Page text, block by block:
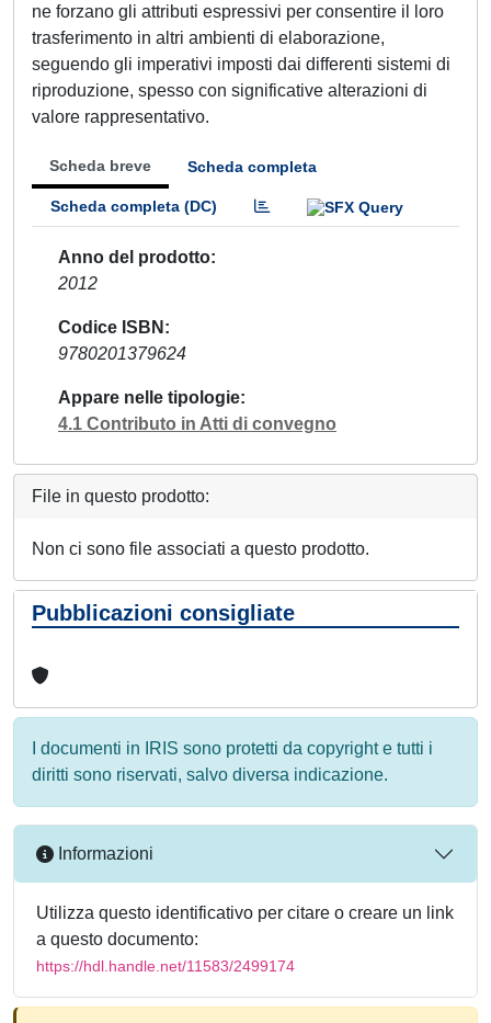
ne forzano gli attributi espressivi per consentire il loro
trasferimento in altri ambienti di elaborazione,
seguendo gli imperativi imposti dai differenti sistemi di
riproduzione, spesso con significative alterazioni di
valore rappresentativo.
Scheda breve Scheda completa
Scheda completa (DC)
Anno del prodotto
2012
Codice ISBN
9780201379624
Appare nelle tipologie
4.1 Contributo in Atti di convegno
File in questo prodotto:
Non ci sono file associati a questo prodotto.
Pubblicazioni consigliate
I documenti in IRIS sono protetti da copyright e tutti i
diritti sono riservati, salvo diversa indicazione.
Informazioni
Utilizza questo identificativo per citare o creare un link
a questo documento:
https://hdl.handle.net/11583/2499174